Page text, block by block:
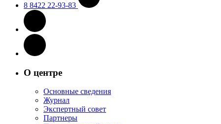
8 8422 22-93-83
О центре
Основные сведения
Журнал
Экспертный совет
Партнеры